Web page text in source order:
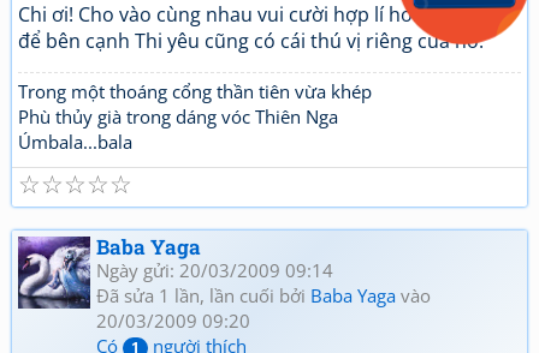
Chi ơi! Cho vào cùng nhau vui cười hợp lí hơn. Nhưng
để bên cạnh Thi yêu cũng có cái thú vị riêng của nó.
Trong một thoáng cổng thần tiên vừa khép
Phù thủy già trong dáng vóc Thiên Nga
Úmbala...bala
☆
☆
☆
☆
☆
Baba Yaga
Ngày gửi: 20/03/2009 09:14
Đã sửa 1 lần, lần cuối bởi Baba Yaga vào
20/03/2009 09:20
Có
1 người thích